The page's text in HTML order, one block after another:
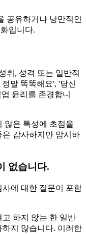
공유하거나 낭만적인
입니다.
취, 성격 또는 일반적
말 똑똑해요', '당신
윤리를 존경합니
않은 특성에 초점을
감사하지만 암시하
없습니다.
에 대한 질문이 포함
하지 않는 한 일반
지 않습니다. 이러한